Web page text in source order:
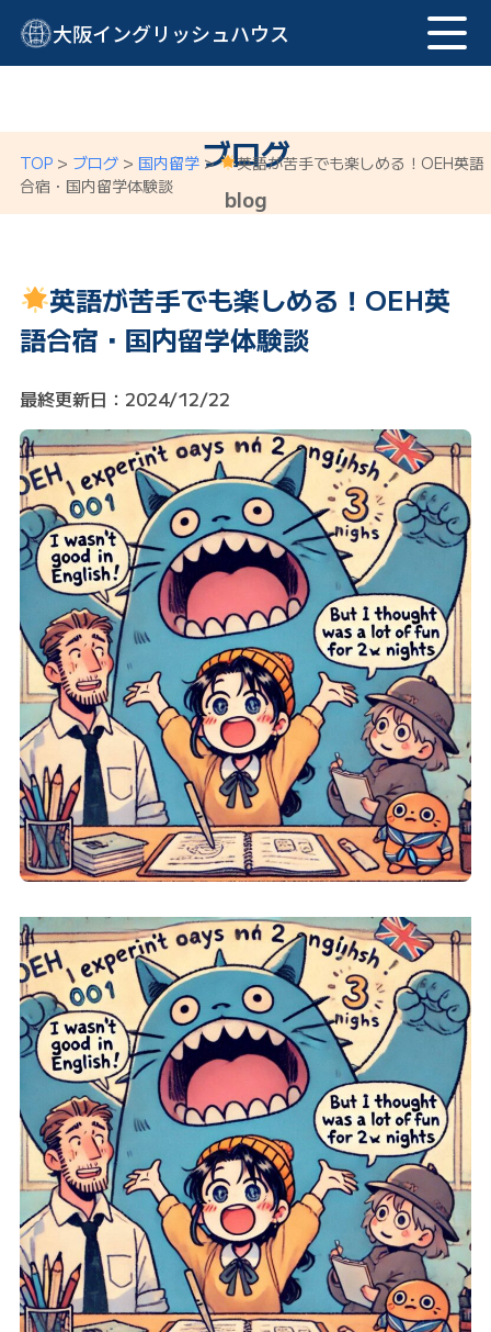
大阪イングリッシュハウス
TOP > ブログ > 国内留学 >
英語が苦手でも楽しめる！OEH英語
合宿・国内留学体験談
ブログ
blog
英語が苦手でも楽しめる！OEH英
語合宿・国内留学体験談
最終更新日：2024/12/22